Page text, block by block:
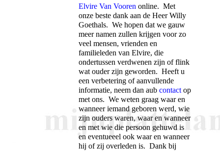
Elvire Van Vooren online. Met
onze beste dank aan de Heer Willy
Goethals. We hopen dat we gauw
meer namen zullen krijgen voor zo
veel mensen, vrienden en
familieleden van Elvire, die
ondertussen verdwenen zijn of flink
wat ouder zijn geworden. Heeft u
een verbetering of aanvullende
informatie, neem dan aub contactop
met ons. We weten graag waar en
wanneer iemand geboren werd, wie
zijn ouders waren, waar en wanneer
en met wie die persoon gehuwd is
en eventueeel ook waar en wanneer
hij of zij overleden is. Dank bij